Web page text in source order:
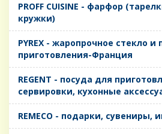
PROFF CUISINE - фарфор
кружки)
PYREX - жаропрочное стекло и
приготовления-Франция
REGENT - посуда для
сервировки, кухонные
REMECO - подарки, сувениры,